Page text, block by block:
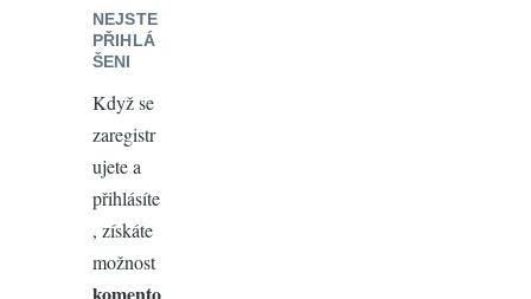
NEJSTE
PŘIHLÁ
ŠENI
Když se
zaregistr
ujete a
přihlásíte
, získáte
možnost
komento